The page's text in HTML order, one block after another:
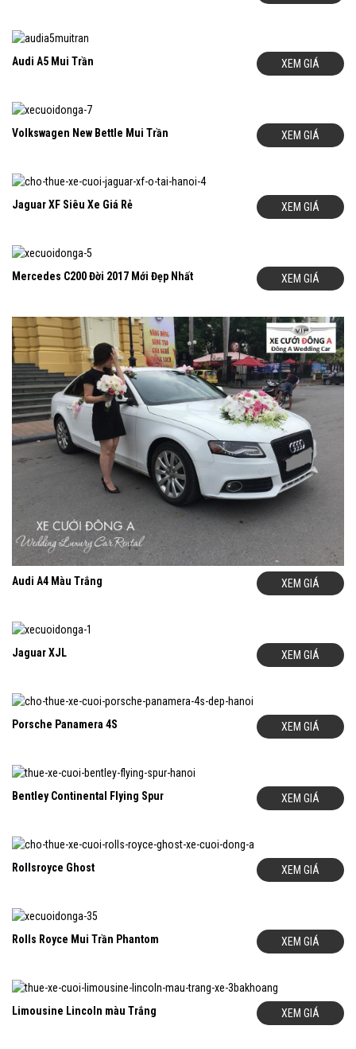
Audi A5 Mui Trần XEM GIÁ
Volkswagen New Bettle Mui Trần XEM GIÁ
Jaguar XF Siêu Xe Giá Rẻ XEM GIÁ
Mercedes C200 Đời 2017 Mới Đẹp Nhất XEM GIÁ
Audi A4 Màu Trắng XEM GIÁ
Jaguar XJL XEM GIÁ
Porsche Panamera 4S XEM GIÁ
Bentley Continental Flying Spur XEM GIÁ
Rollsroyce Ghost XEM GIÁ
Rolls Royce Mui Trần Phantom XEM GIÁ
Limousine Lincoln màu Trắng XEM GIÁ